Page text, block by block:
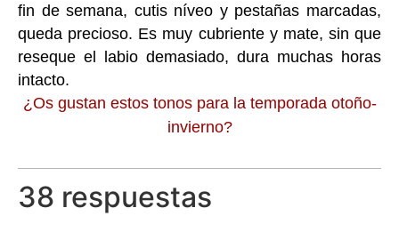
fin de semana, cutis níveo y pestañas marcadas,
queda precioso. Es muy cubriente y mate, sin que
reseque el labio demasiado, dura muchas horas
intacto.
¿Os gustan estos tonos para la temporada otoño-
invierno?
38 respuestas